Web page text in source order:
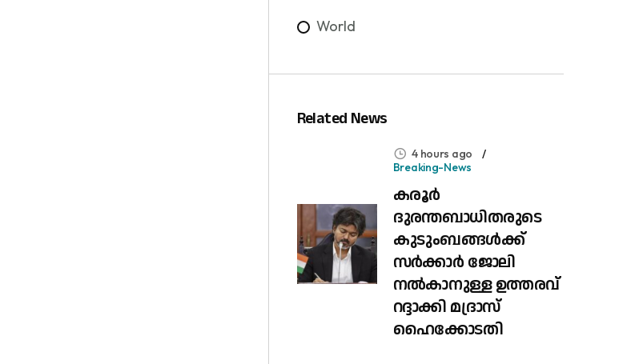
World
Related News
4 hours ago
Breaking-News
കരൂർ
ദുരന്തബാധിതരുടെ
കുടുംബങ്ങൾക്ക്
സർക്കാർ ജോലി
നൽകാനുള്ള ഉത്തരവ്
റദ്ദാക്കി മദ്രാസ്
ഹൈക്കോടതി